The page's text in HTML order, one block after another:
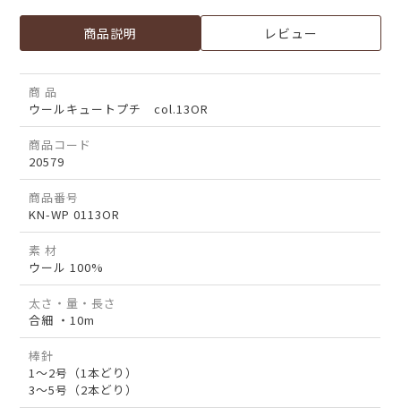
商品説明 レビュー
商 品
ウールキュートプチ col.13OR
商品コード
20579
商品番号
KN-WP 0113OR
素 材
ウール 100%
太さ・量・長さ
合細 ・10m
棒針
1～2号（1本どり）
3～5号（2本どり）